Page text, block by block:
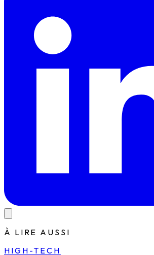
À LIRE AUSSI
HIGH-TECH